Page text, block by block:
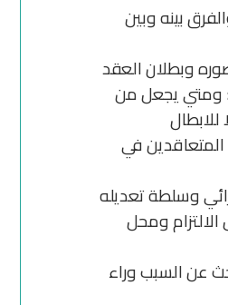
بينه وبين
وبطلان العقد
ومتي يجعل من
للابطال
في
وسلطة تعديله
ومحل
عن السبب وراء